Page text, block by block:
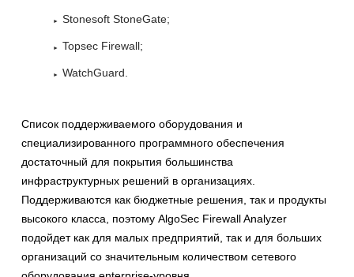
Stonesoft StoneGate;
Topsec Firewall;
WatchGuard.
Список поддерживаемого оборудования и
специализированного программного обеспечения
достаточный для покрытия большинства
инфраструктурных решений в организациях.
Поддерживаются как бюджетные решения, так и продукты
высокого класса, поэтому AlgoSec Firewall Analyzer
подойдет как для малых предприятий, так и для больших
организаций со значительным количеством сетевого